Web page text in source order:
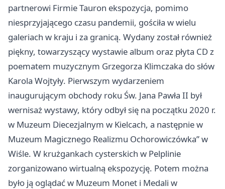
partnerowi Firmie Tauron ekspozycja, pomimo
niesprzyjającego czasu pandemii, gościła w wielu
galeriach w kraju i za granicą. Wydany został również
piękny, towarzyszący wystawie album oraz płyta CD z
poematem muzycznym Grzegorza Klimczaka do słów
Karola Wojtyły. Pierwszym wydarzeniem
inaugurującym obchody roku Św. Jana Pawła II był
wernisaż wystawy, który odbył się na początku 2020 r.
w Muzeum Diecezjalnym w Kielcach, a następnie w
Muzeum Magicznego Realizmu Ochorowiczówka” w
Wiśle. W krużgankach cysterskich w Pelplinie
zorganizowano wirtualną ekspozycję. Potem można
było ją oglądać w Muzeum Monet i Medali w